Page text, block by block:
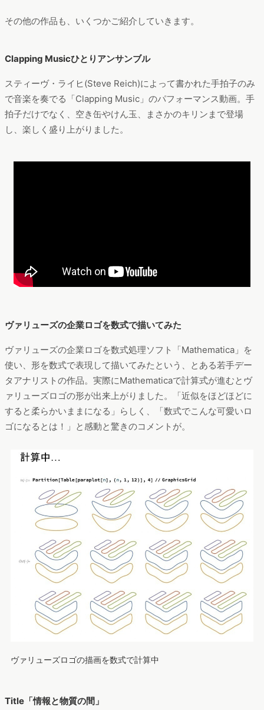
その他の作品も、いくつかご紹介していきます。
Clapping Musicひとりアンサンブル
スティーヴ・ライヒ(Steve Reich)によって書かれた手拍子のみ
で音楽を奏でる「Clapping Music」のパフォーマンス動画。手
拍子だけでなく、空き缶やけん玉、まさかのキリンまで登場
し、楽しく盛り上がりました。
ヴァリューズの企業ロゴを数式で描いてみた
ヴァリューズの企業ロゴを数式処理ソフト「Mathematica」を
使い、形を数式で表現して描いてみたという、とある若手デー
タアナリストの作品。実際にMathematicaで計算式が進むとヴ
ァリューズロゴの形が出来上がりました。「近似をほどほどに
すると柔らかいままになる」らしく、「数式でこんな可愛いロ
ゴになるとは！」と感動と驚きのコメントが。
ヴァリューズロゴの描画を数式で計算中
Title「情報と物質の間」